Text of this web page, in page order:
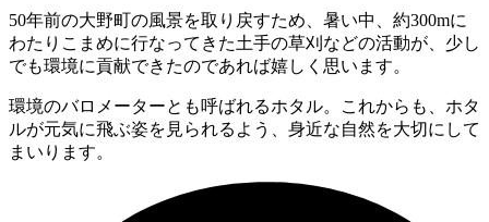
50年前の大野町の風景を取り戻すため、暑い中、約300mに
わたりこまめに行なってきた土手の草刈などの活動が、少し
でも環境に貢献できたのであれば嬉しく思います。
環境のバロメーターとも呼ばれるホタル。これからも、ホタ
ルが元気に飛ぶ姿を見られるよう、身近な自然を大切にして
まいります。